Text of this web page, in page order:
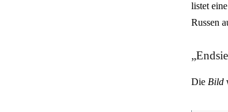
listet
Russen
Die Bild